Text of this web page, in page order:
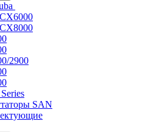
2900
SAN